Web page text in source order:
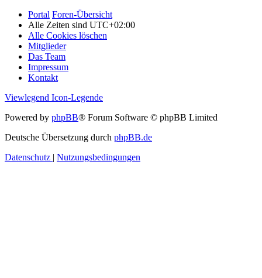
Portal Foren-Übersicht
Alle Zeiten sind UTC+02:00
Alle Cookies löschen
Mitglieder
Das Team
Impressum
Kontakt
Viewlegend Icon-Legende
Powered by phpBB® Forum Software © phpBB Limited
Deutsche Übersetzung durch phpBB.de
Datenschutz | Nutzungsbedingungen